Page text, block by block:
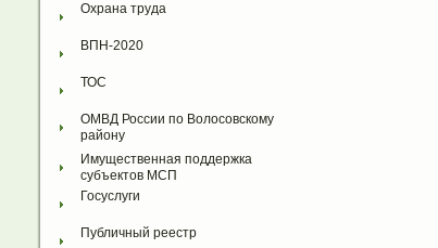
Охрана труда
ВПН-2020
ТОС
ОМВД России по Волосовскому
району
Имущественная поддержка
субъектов МСП
Госуслуги
Публичный реестр